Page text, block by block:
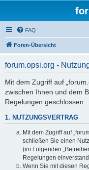
FAQ
Foren-Übersicht
forum.opsi.org -
Mit dem Zugriff auf
zwischen Ihnen und dem
Regelungen geschlossen:
1. NUTZUNGSVERTRAG
Mit dem Zugriff auf
schließen Sie einen
(im Folgenden
Regelungen
Wenn Sie mit diesen